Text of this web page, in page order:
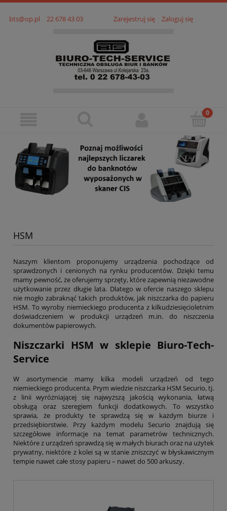
bts@op.pl 22 678 43 03 Zarejestruj się Zaloguj się
HSM
Naszym klientom proponujemy urządzenia pochodzące od
sprawdzonych i cenionych na rynku producentów. Dzięki temu
mamy pewność, że oferujemy sprzęty, które zapewnią niezawodne
użytkowanie przez długie lata. Dlatego w ofercie naszego sklepu
nie mogło zabraknąć takich produktów, jak niszczarka do papieru
HSM. To wyroby niemieckiego producenta z kilkudziesięcioletnim
doświadczeniem w produkcji urządzeń m.in. do niszczenia
dokumentów papierowych.
Niszczarki HSM w sklepie Biuro-Tech-
Service
W asortymencie mamy kilka modeli urządzeń od tego
niemieckiego producenta. Prym wiedzie niszczarka HSM Securio, tj.
z linii wyróżniającej się najwyższą jakością wykonania, łatwą
obsługą oraz szeregiem funkcji dodatkowych. To wszystko
sprawia, że produkty te sprawdzą się w każdym biurze i
przedsiębiorstwie. Przy każdym modelu Securio znajdują się
szczegółowe informacje na temat parametrów technicznych.
Niektóre z urządzeń sprawdzą się w małych biurach oraz na użytek
prywatny, niektóre z kolei są w stanie zniszczyć w błyskawicznym
tempie nawet całe stosy papieru – nawet do 500 arkuszy.